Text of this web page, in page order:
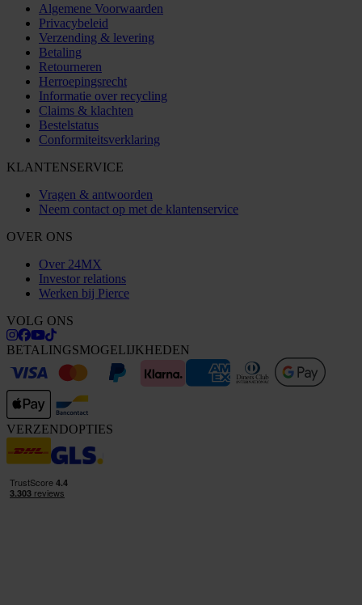
Algemene Voorwaarden
Privacybeleid
Verzending & levering
Betaling
Retourneren
Herroepingsrecht
Informatie over recycling
Claims & klachten
Bestelstatus
Conformiteitsverklaring
KLANTENSERVICE
Vragen & antwoorden
Neem contact op met de klantenservice
OVER ONS
Over 24MX
Investor relations
Werken bij Pierce
VOLG ONS
BETALINGSMOGELIJKHEDEN
VERZENDOPTIES